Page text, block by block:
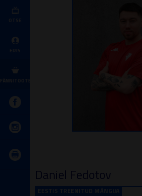
OTSE
ERIS
FÄNNITOOTED
EESTIS TREENITUD MÄNGIJA
Daniel Fedotov